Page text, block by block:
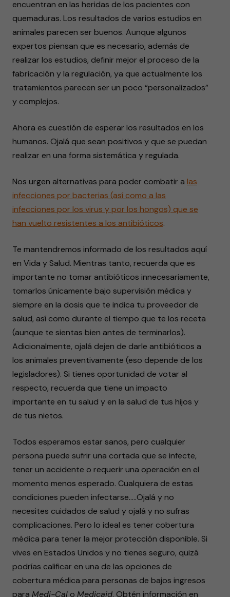
encuentran en las heridas de los pacientes con
quemaduras. Los resultados de varios estudios en
animales parecen ser buenos. Aunque algunos
expertos piensan que es necesario, además de
realizar los estudios, definir mejor el proceso de la
fabricación y la regulación, ya que actualmente los
tratamientos parecen ser un poco “personalizados”
y complejos.
Ahora es cuestión de esperar los resultados en los
humanos. Ojalá que sean positivos y que se puedan
realizar en una forma sistemática y regulada.
Nos urgen alternativas para poder combatir a las
infecciones por bacterias (así como a las
infecciones por los virus y por los hongos) que se
han vuelto resistentes a los antibióticos.
Te mantendremos informado de los resultados aquí
en Vida y Salud. Mientras tanto, recuerda que es
importante no tomar antibióticos innecesariamente,
tomarlos únicamente bajo supervisión médica y
siempre en la dosis que te indica tu proveedor de
salud, así como durante el tiempo que te los receta
(aunque te sientas bien antes de terminarlos).
Adicionalmente, ojalá dejen de darle antibióticos a
los animales preventivamente (eso depende de los
legisladores). Si tienes oportunidad de votar al
respecto, recuerda que tiene un impacto
importante en tu salud y en la salud de tus hijos y
de tus nietos.
Todos esperamos estar sanos, pero cualquier
persona puede sufrir una cortada que se infecte,
tener un accidente o requerir una operación en el
momento menos esperado. Cualquiera de estas
condiciones pueden infectarse…..Ojalá y no
necesites cuidados de salud y ojalá y no sufras
complicaciones. Pero lo ideal es tener cobertura
médica para tener la mejor protección disponible. Si
vives en Estados Unidos y no tienes seguro, quizá
podrías calificar en una de las opciones de
cobertura médica para personas de bajos ingresos
para Medi-Cal o Medicaid. Obtén información en